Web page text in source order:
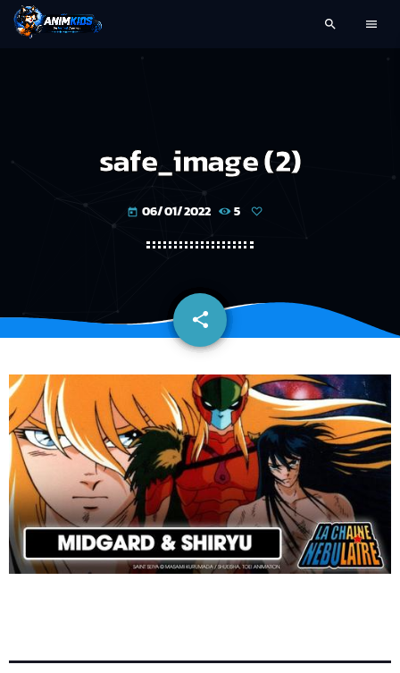
search menu
safe_image (2)
today 06/01/2022 5
share
email